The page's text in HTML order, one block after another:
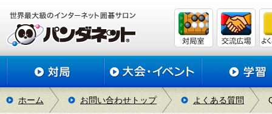
ホーム お問い合わせトップ よくある質問